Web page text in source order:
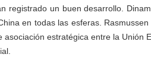
registrado un buen desarrollo.
en todas las esferas.
estratégica entre la Unión